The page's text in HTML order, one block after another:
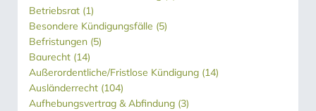
Betriebsrat (1)
Besondere Kündigungsfälle (5)
Befristungen (5)
Baurecht (14)
Außerordentliche/Fristlose Kündigung (14)
Ausländerrecht (104)
Aufhebungsvertrag & Abfindung (3)